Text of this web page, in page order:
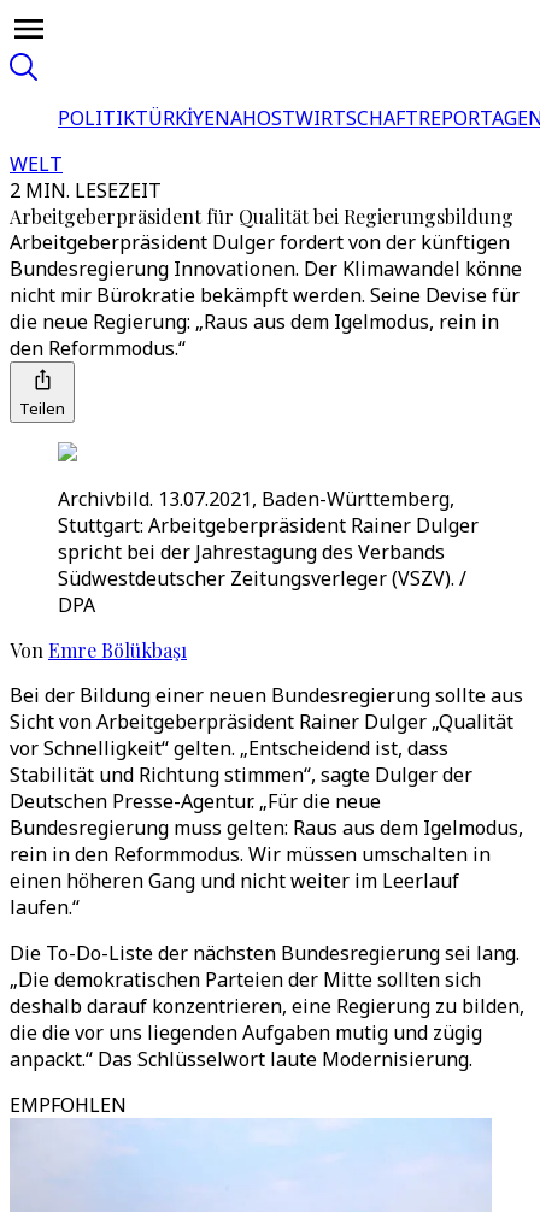
POLITIKTÜRKİYENAHOSTWIRTSCHAFT
WELT
2 MIN. LESEZEIT
Arbeitgeberpräsident für Qualität bei Regierungsbildung
Arbeitgeberpräsident Dulger fordert von der künftigen
Bundesregierung Innovationen. Der Klimawandel könne
nicht mir Bürokratie bekämpft werden. Seine Devise für
die neue Regierung: „Raus aus dem Igelmodus, rein in
den Reformmodus.“
Teilen
Archivbild. 13.07.2021, Baden-Württemberg,
Stuttgart: Arbeitgeberpräsident Rainer Dulger
spricht bei der Jahrestagung des Verbands
Südwestdeutscher Zeitungsverleger (VSZV). /
DPA
Von Emre Bölükbaşı
Bei der Bildung einer neuen Bundesregierung sollte aus
Sicht von Arbeitgeberpräsident Rainer Dulger „Qualität
vor Schnelligkeit“ gelten. „Entscheidend ist, dass
Stabilität und Richtung stimmen“, sagte Dulger der
Deutschen Presse-Agentur. „Für die neue
Bundesregierung muss gelten: Raus aus dem Igelmodus,
rein in den Reformmodus. Wir müssen umschalten in
einen höheren Gang und nicht weiter im Leerlauf
laufen.“
Die To-Do-Liste der nächsten Bundesregierung sei lang.
„Die demokratischen Parteien der Mitte sollten sich
deshalb darauf konzentrieren, eine Regierung zu bilden,
die die vor uns liegenden Aufgaben mutig und zügig
anpackt.“ Das Schlüsselwort laute Modernisierung.
EMPFOHLEN